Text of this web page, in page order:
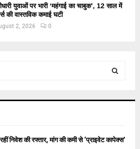
युवाओं पर भारी ‘महंगाई का चाबुक’, 12 साल में
की वास्तविक कमाई घटी
2, 2026 0
निवेश की रफ्तार, मांग की कमी से ‘प्राइवेट कापेक्स’